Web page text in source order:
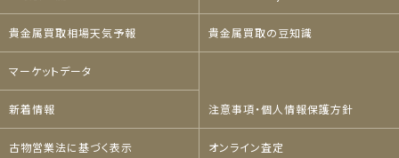
貴金属買取相場天気予報 貴金属買取の豆知識
マーケットデータ
新着情報 注意事項・個人情報保護方針
古物営業法に基づく表示 オンライン査定